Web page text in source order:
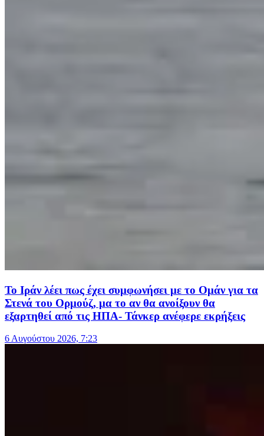
Το Ιράν λέει πως έχει συμφωνήσει με το Ομάν για τα
Στενά του Ορμούζ, μα το αν θα ανοίξουν θα
εξαρτηθεί από τις ΗΠΑ- Τάνκερ ανέφερε εκρήξεις
6 Αυγούστου 2026, 7:23